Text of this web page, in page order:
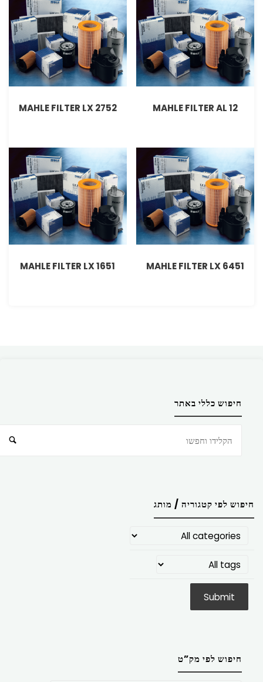
MAHLE FILTER AL 12
MAHLE FILTER LX 2752
MAHLE FILTER LX 6451
MAHLE FILTER LX 1651
חיפוש כללי באתר
חיפוש לפי קטגוריה / מותג
חיפוש לפי מק”ט